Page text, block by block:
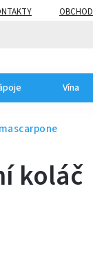
Vína
koláč